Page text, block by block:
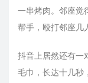
一串烤肉。邻座觉
帮手，殴打邻座几
抖音上居然还有一
毛巾，长达十几秒